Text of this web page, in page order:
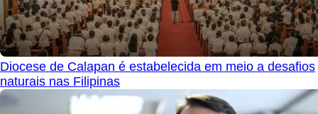
Diocese de Calapan é estabelecida em meio a desafios
naturais nas Filipinas